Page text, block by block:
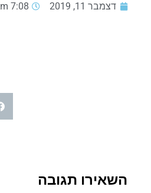
דצמבר 11, 2019 7:08 pm
השאירו תגובה